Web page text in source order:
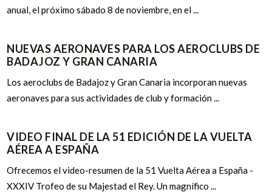
anual, el próximo sábado 8 de noviembre, en el ...
NUEVAS AERONAVES PARA LOS AEROCLUBS DE
BADAJOZ Y GRAN CANARIA
Los aeroclubs de Badajoz y Gran Canaria incorporan nuevas
aeronaves para sus actividades de club y formación ...
VIDEO FINAL DE LA 51 EDICIÓN DE LA VUELTA
AÉREA A ESPAÑA
Ofrecemos el video-resumen de la 51 Vuelta Aérea a España -
XXXIV Trofeo de su Majestad el Rey. Un magnífico ...